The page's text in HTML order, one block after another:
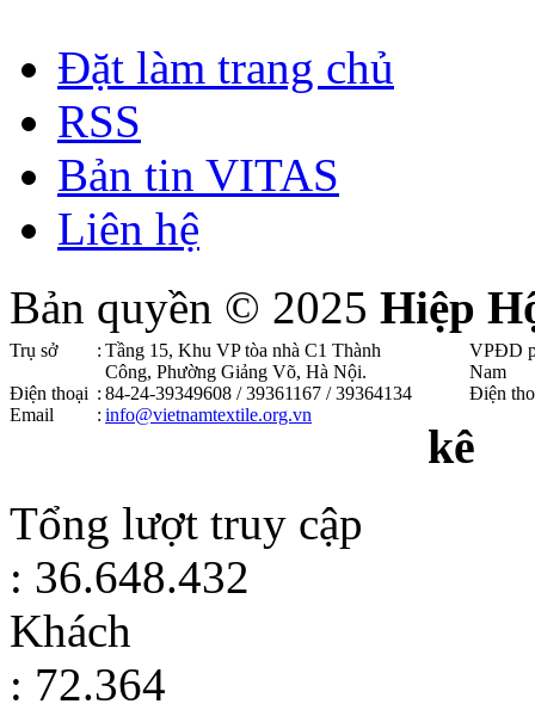
Đặt làm trang chủ
RSS
Bản tin VITAS
Liên hệ
Bản quyền © 2025 Hiệp
Trụ sở : Tầng 15, Khu VP tòa nhà C1 Thành
Công, Phường Giảng Võ, Hà Nội .
Điện thoại : 84-24-39349608 / 39361167 / 39364134
Email
: info@vietnamtextile.org.vn
VPĐD
Nam
Điện
kê
Tổng lượt truy cập
: 36.648.432
Khách
: 72.364